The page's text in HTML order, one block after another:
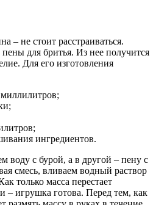
– не стоит расстраиваться.
для бритья. Из нее получится
Для его изготовления
ингредиентов.
воду с бурой, а в другой – пену с
смесь, вливаем водный раствор
только масса перестает
– игрушка готова. Перед тем, как